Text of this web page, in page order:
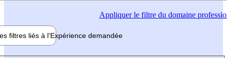
Appliquerle filtre du domaine
filtres liés à l'Expérience demandée